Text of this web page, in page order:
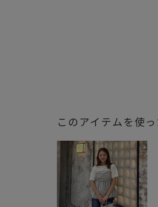
このアイテムを使